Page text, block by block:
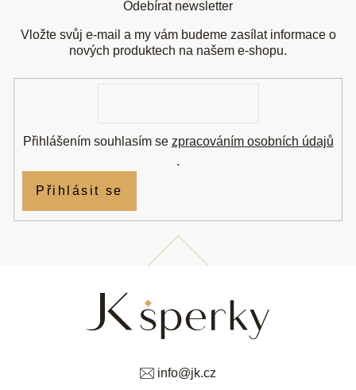
info@jk.cz
Odebírat newsletter
Vložte svůj e-mail a my vám budeme zasílat informace o
nových produktech na našem e-shopu.
Přihlášením souhlasím se zpracováním osobních údajů
.
Přihlásit se